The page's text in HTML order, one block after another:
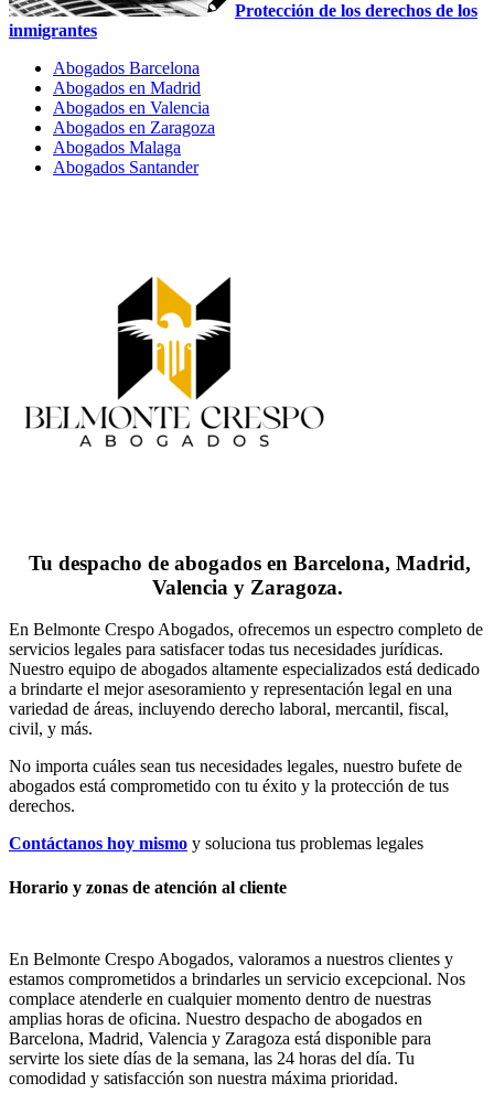
Protección de los derechos de los
inmigrantes
Abogados Barcelona
Abogados en Madrid
Abogados en Valencia
Abogados en Zaragoza
Abogados Malaga
Abogados Santander
Tu despacho de abogados en Barcelona, Madrid,
Valencia y Zaragoza.
En Belmonte Crespo Abogados, ofrecemos un espectro completo de
servicios legales para satisfacer todas tus necesidades jurídicas.
Nuestro equipo de abogados altamente especializados está dedicado
a brindarte el mejor asesoramiento y representación legal en una
variedad de áreas, incluyendo derecho laboral, mercantil, fiscal,
civil, y más.
No importa cuáles sean tus necesidades legales, nuestro bufete de
abogados está comprometido con tu éxito y la protección de tus
derechos.
Contáctanos hoy mismo y soluciona tus problemas legales
Horario y zonas de atención al cliente
En Belmonte Crespo Abogados, valoramos a nuestros clientes y
estamos comprometidos a brindarles un servicio excepcional. Nos
complace atenderle en cualquier momento dentro de nuestras
amplias horas de oficina. Nuestro despacho de abogados en
Barcelona, Madrid, Valencia y Zaragoza está disponible para
servirte los siete días de la semana, las 24 horas del día. Tu
comodidad y satisfacción son nuestra máxima prioridad.